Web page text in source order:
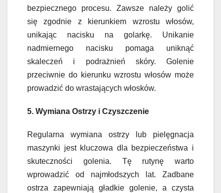
bezpiecznego procesu. Zawsze należy golić
się zgodnie z kierunkiem wzrostu włosów,
unikając nacisku na golarkę. Unikanie
nadmiernego nacisku pomaga uniknąć
skaleczeń i podrażnień skóry. Golenie
przeciwnie do kierunku wzrostu włosów może
prowadzić do wrastających włosków.
5. Wymiana Ostrzy i Czyszczenie
Regularna wymiana ostrzy lub pielęgnacja
maszynki jest kluczowa dla bezpieczeństwa i
skuteczności golenia. Tę rutynę warto
wprowadzić od najmłodszych lat. Zadbane
ostrza zapewniają gładkie golenie, a czysta